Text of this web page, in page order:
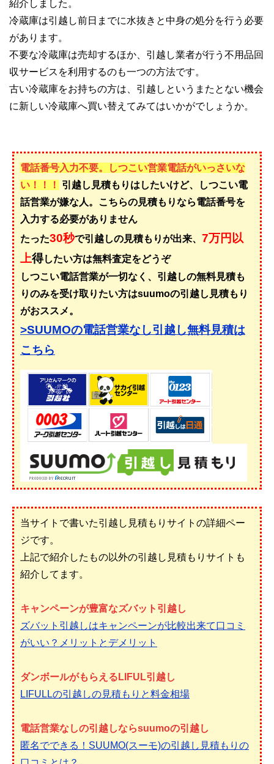
紹介しました。
冷蔵庫は引越し前日までに水抜きと中身の処分を行う必要
があります。
不要な冷蔵庫は売却するほか、引越し業者が行う不用品回
収サービスを利用するのも一つの方法です。
古い冷蔵庫をお持ちの方は、引越しというまたとない機会
に新しい冷蔵庫へ買い替えてみてはいかがでしょうか。
電話番号入力不要。しつこい営業電話がいっさいな
い！！！
引越し見積もりはしたいけど、しつこい電
話営業が嫌な人。こちらの見積もりなら電話番号を
入力する必要がありません
たった30秒で引越しの見積もりが出来、 7万円以
上得したい方は無料査定をどうぞ
しつこい電話営業が一切なく、引越しの無料見積も
りのみを受け取りたい方はsuumoの引越し見積もり
がおススメ。
>SUUMOの電話営業なし引越し無料見積は
こちら
当サイトで書いた引越し見積もりサイトの詳細ペー
ジです。
上記で紹介したもの以外の引越し見積もりサイトも
紹介してます。
キャンペーンが豊富なズバット引越し
ズバット引越しはキャンペーンが比較出来て口コミ
がいい？メリットとデメリット
ダンボールがもらえるLIFUL引越し
LIFULLの引越しの見積もりと料金相場
電話営業なしの引越しならsuumoの引越し
匿名でできる！SUUMO(スーモ)の引越し見積もりの